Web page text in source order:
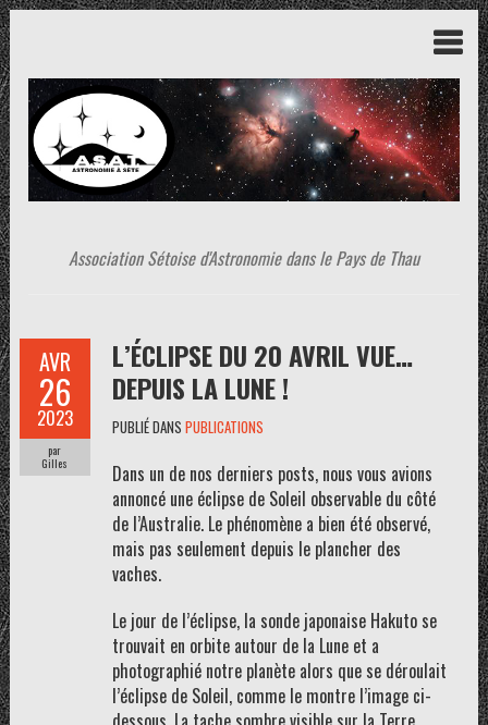
Association Sétoise d'Astronomie dans le Pays de Thau
AVR
26
2023
par
Gilles
L’ÉCLIPSE DU 20 AVRIL VUE…
DEPUIS LA LUNE !
PUBLIÉ DANS PUBLICATIONS
Dans un de nos derniers posts, nous vous avions
annoncé une éclipse de Soleil observable du côté
de l’Australie. Le phénomène a bien été observé,
mais pas seulement depuis le plancher des
vaches.
Le jour de l’éclipse, la sonde japonaise Hakuto se
trouvait en orbite autour de la Lune et a
photographié notre planète alors que se déroulait
l’éclipse de Soleil, comme le montre l’image ci-